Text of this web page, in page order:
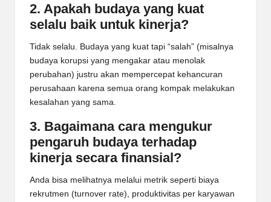
2. Apakah budaya yang kuat
selalu baik untuk kinerja?
Tidak selalu. Budaya yang kuat tapi “salah” (misalnya
budaya korupsi yang mengakar atau menolak
perubahan) justru akan mempercepat kehancuran
perusahaan karena semua orang kompak melakukan
kesalahan yang sama.
3. Bagaimana cara mengukur
pengaruh budaya terhadap
kinerja secara finansial?
Anda bisa melihatnya melalui metrik seperti biaya
rekrutmen (turnover rate), produktivitas per karyawan